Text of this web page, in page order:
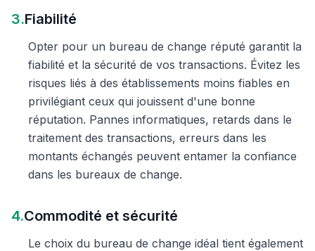
3.Fiabilité
Opter pour un bureau de change réputé garantit la
fiabilité et la sécurité de vos transactions. Évitez les
risques liés à des établissements moins fiables en
privilégiant ceux qui jouissent d'une bonne
réputation. Pannes informatiques, retards dans le
traitement des transactions, erreurs dans les
montants échangés peuvent entamer la confiance
dans les bureaux de change.
4.Commodité et sécurité
Le choix du bureau de change idéal tient également